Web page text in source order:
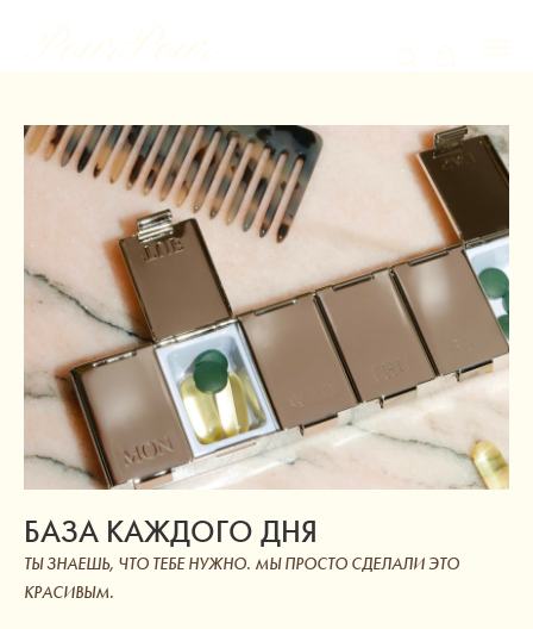
БАЗА КАЖДОГО ДНЯ
ТЫ ЗНАЕШЬ, ЧТО ТЕБЕ НУЖНО. МЫ ПРОСТО СДЕЛАЛИ ЭТО
КРАСИВЫМ.